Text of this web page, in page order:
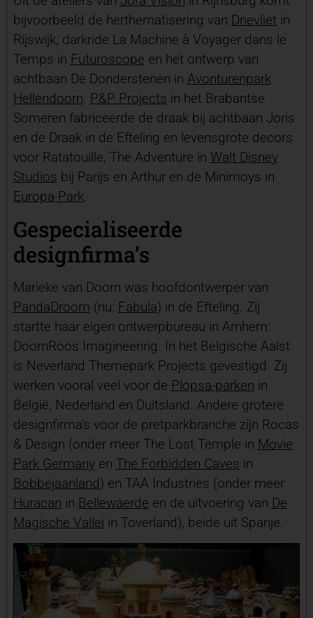
bijvoorbeeld de herthematisering van Drievliet in
Rijswijk, darkride La Machine à Voyager dans le
Temps in Futuroscope en het ontwerp van
achtbaan De Donderstenen in Avonturenpark
Hellendoorn. P&P Projects in het Brabantse
Someren fabriceerde de draak bij achtbaan Joris
en de Draak in de Efteling en levensgrote decors
voor Ratatouille, The Adventure in Walt Disney
Studios bij Parijs en Arthur en de Minimoys in
Europa-Park.
Gespecialiseerde
designfirma’s
Marieke van Doorn was hoofdontwerper van
PandaDroom (nu: Fabula) in de Efteling. Zij
startte haar eigen ontwerpbureau in Arnhem:
DoornRoos Imagineering. In het Belgische Aalst
is Neverland Themepark Projects gevestigd. Zij
werken vooral veel voor de Plopsa-parken in
België, Nederland en Duitsland. Andere grotere
designfirma’s voor de pretparkbranche zijn Rocas
& Design (onder meer The Lost Temple in Movie
Park Germanyen The Forbidden Caves in
Bobbejaanland) en TAA Industries (onder meer
Huracan in Bellewaerde en de uitvoering van De
Magische Vallei in Toverland), beide uit Spanje.